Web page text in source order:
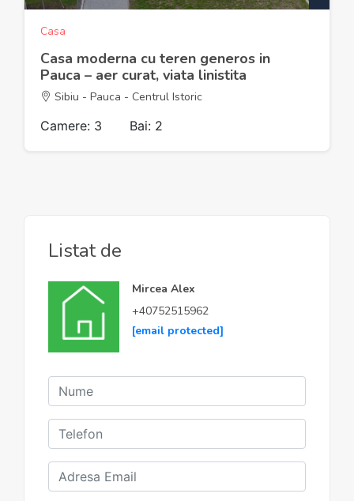
Casa
Casa moderna cu teren generos in
Pauca – aer curat, viata linistita
Sibiu - Pauca - Centrul Istoric
Camere: 3 Bai: 2
Listat de
Mircea Alex
+40752515962
[email protected]